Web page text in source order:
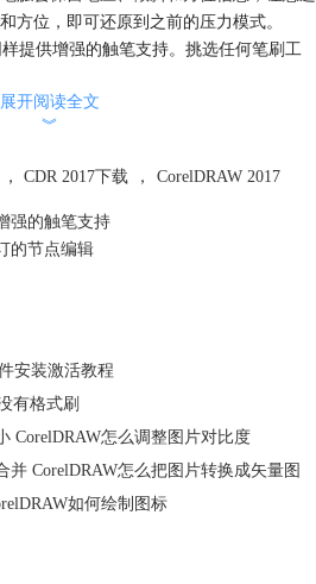
方位，即可还原到之前的压力模式。
提供增强的触笔支持。挑选任何笔刷工
笔触并使用触笔绘制出令人振奋的效果。
压力来改变笔刷笔尖的大小，加重按压可
笔触。使用方位和旋转控件可旋转笔刷笔
泊坞窗顶部。您可以通过旋转、平滑度和
，使用CorelDRAW和Corel PHOTO-
展开阅读全文
︾
， CDR 2017下载 ， CorelDRAW 2017
强的触笔支持
的节点编辑
安装激活教程
有格式刷
CorelDRAW怎么调整图片对比度
并 CorelDRAW怎么把图片转换成矢量图
如何绘制图标